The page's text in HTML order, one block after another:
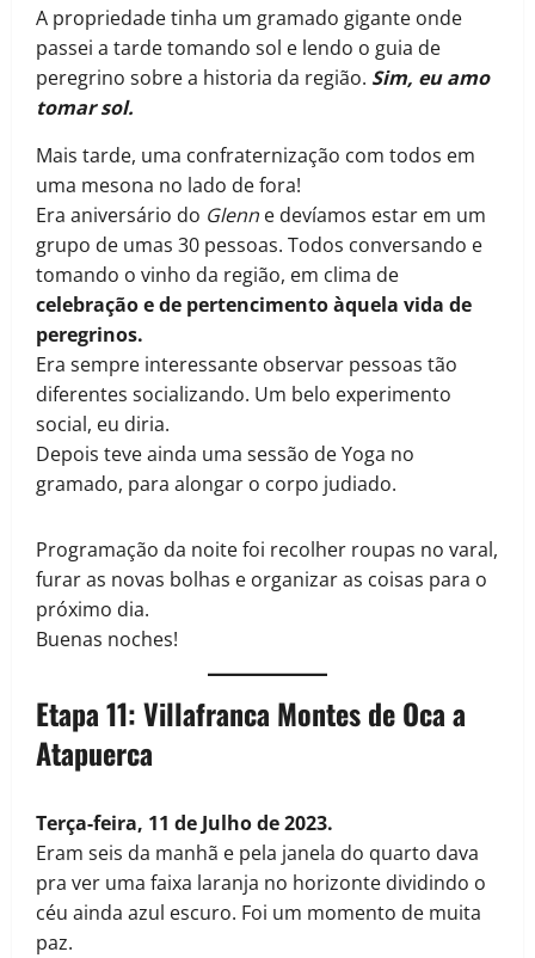
A propriedade tinha um gramado gigante onde
passei a tarde tomando sol e lendo o guia de
peregrino sobre a historia da região. Sim, eu amo
tomar sol.
Mais tarde, uma confraternização com todos em
uma mesona no lado de fora!
Era aniversário do Glenn e devíamos estar em um
grupo de umas 30 pessoas. Todos conversando e
tomando o vinho da região, em clima de
celebração e de pertencimento àquela vida de
peregrinos.
Era sempre interessante observar pessoas tão
diferentes socializando. Um belo experimento
social, eu diria.
Depois teve ainda uma sessão de Yoga no
gramado, para alongar o corpo judiado.
Programação da noite foi recolher roupas no varal,
furar as novas bolhas e organizar as coisas para o
próximo dia.
Buenas noches!
Etapa 11: Villafranca Montes de Oca a
Atapuerca
Terça-feira, 11 de Julho de 2023.
Eram seis da manhã e pela janela do quarto dava
pra ver uma faixa laranja no horizonte dividindo o
céu ainda azul escuro. Foi um momento de muita
paz.